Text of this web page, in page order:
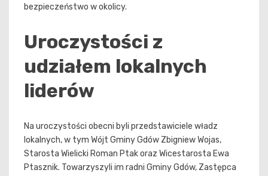
bezpieczeństwo w okolicy.
Uroczystości z
udziałem lokalnych
liderów
Na uroczystości obecni byli przedstawiciele władz
lokalnych, w tym Wójt Gminy Gdów Zbigniew Wojas,
Starosta Wielicki Roman Ptak oraz Wicestarosta Ewa
Ptasznik. Towarzyszyli im radni Gminy Gdów, Zastępca